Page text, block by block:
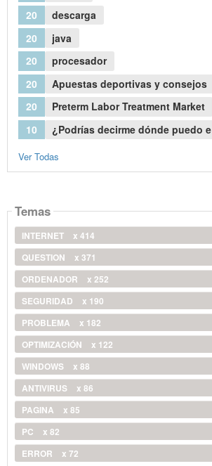
20
descarga
20
java
20
procesador
20
Apuestas deportivas y consejos
20
Preterm Labor Treatment Market
10
¿Podrías decirme dónde puedo e
Ver Todas
Temas
INTERNET
x 414
QUESTION
x 371
ORDENADOR
x 252
SEGURIDAD
x 190
PROBLEMA
x 182
OPTIMIZACIÓN
x 122
WINDOWS
x 88
ANTIVIRUS
x 86
PAGINA
x 85
PC
x 82
ERROR
x 72